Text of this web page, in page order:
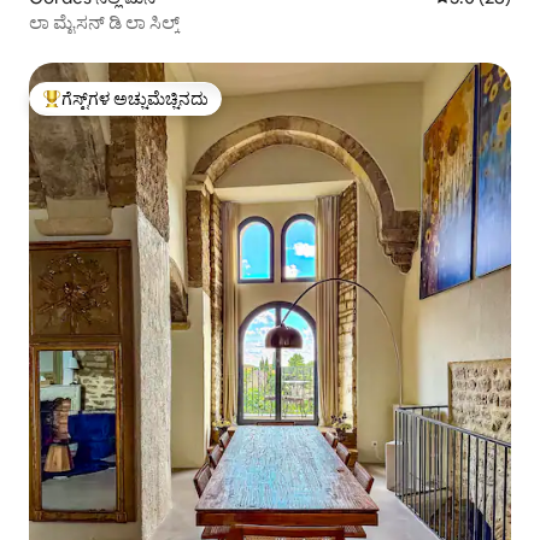
ಲಾ ಮೈಸನ್ ಡಿ ಲಾ ಸಿಲ್ಕ್
ಗೆಸ್ಟ್‌ಗಳಿಗೆ ಅತಿ ಹೆಚ್ಚು ಅಚ್ಚುಮೆಚ್ಚಿನದು
ಗೆಸ್ಟ್‌ಗಳ ಅಚ್ಚುಮೆಚ್ಚಿನದು